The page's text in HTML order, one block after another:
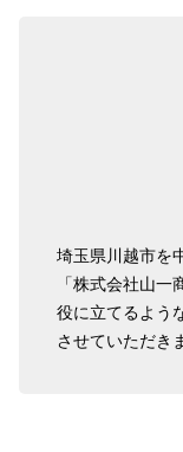
埼玉県川越市を
「株式会社山
役に立てるよう
させていただき